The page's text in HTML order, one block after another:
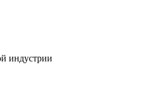
индустрии